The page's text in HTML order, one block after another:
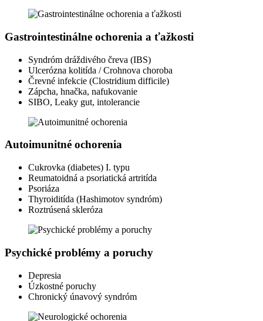
Gastrointestinálne ochorenia a ťažkosti
Syndróm dráždivého čreva (IBS)
Ulcerózna kolitída / Crohnova choroba
Črevné infekcie (Clostridium difficile)
Zápcha, hnačka, nafukovanie
SIBO, Leaky gut, intolerancie
Autoimunitné ochorenia
Cukrovka (diabetes) I. typu
Reumatoidná a psoriatická artritída
Psoriáza
Thyroiditída (Hashimotov syndróm)
Roztrúsená skleróza
Psychické problémy a poruchy
Depresia
Úzkostné poruchy
Chronický únavový syndróm